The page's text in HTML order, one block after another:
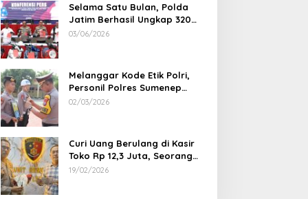
Selama Satu Bulan, Polda
Jatim Berhasil Ungkap 320
Kasus Kejahatan Jalanan, BB
03/06/2026
Melanggar Kode Etik Polri,
Personil Polres Sumenep
Dipecat
02/03/2026
Curi Uang Berulang di Kasir
Toko Rp 12,3 Juta, Seorang
Pemuda Diamankan Tim
19/02/2026